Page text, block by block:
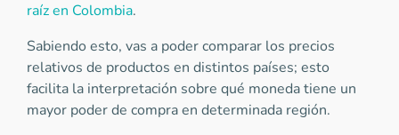
raíz en Colombia.
Sabiendo esto, vas a poder comparar los precios
relativos de productos en distintos países; esto
facilita la interpretación sobre qué moneda tiene un
mayor poder de compra en determinada región.